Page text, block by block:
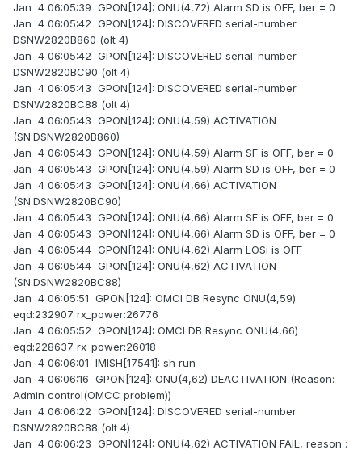
Jan 4 06:05:39 GPON[124]: ONU(4,72) Alarm SD is OFF, ber = 0
Jan 4 06:05:42 GPON[124]: DISCOVERED serial-number
DSNW2820B860 (olt 4)
Jan 4 06:05:42 GPON[124]: DISCOVERED serial-number
DSNW2820BC90 (olt 4)
Jan 4 06:05:43 GPON[124]: DISCOVERED serial-number
DSNW2820BC88 (olt 4)
Jan 4 06:05:43 GPON[124]: ONU(4,59) ACTIVATION
(SN:DSNW2820B860)
Jan 4 06:05:43 GPON[124]: ONU(4,59) Alarm SF is OFF, ber = 0
Jan 4 06:05:43 GPON[124]: ONU(4,59) Alarm SD is OFF, ber = 0
Jan 4 06:05:43 GPON[124]: ONU(4,66) ACTIVATION
(SN:DSNW2820BC90)
Jan 4 06:05:43 GPON[124]: ONU(4,66) Alarm SF is OFF, ber = 0
Jan 4 06:05:43 GPON[124]: ONU(4,66) Alarm SD is OFF, ber = 0
Jan 4 06:05:44 GPON[124]: ONU(4,62) Alarm LOSi is OFF
Jan 4 06:05:44 GPON[124]: ONU(4,62) ACTIVATION
(SN:DSNW2820BC88)
Jan 4 06:05:51 GPON[124]: OMCI DB Resync ONU(4,59)
eqd:232907 rx_power:26776
Jan 4 06:05:52 GPON[124]: OMCI DB Resync ONU(4,66)
eqd:228637 rx_power:26018
Jan 4 06:06:01 IMISH[17541]: sh run
Jan 4 06:06:16 GPON[124]: ONU(4,62) DEACTIVATION (Reason:
Admin control(OMCC problem))
Jan 4 06:06:22 GPON[124]: DISCOVERED serial-number
DSNW2820BC88 (olt 4)
Jan 4 06:06:23 GPON[124]: ONU(4,62) ACTIVATION FAIL, reason :